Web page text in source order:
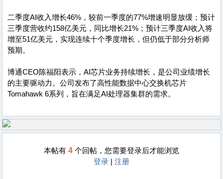
二季度AI收入增长46%，较前一季度的77%增速明显放缓；预计
三季度营收约158亿美元，同比增长21%；预计三季度AI收入将
增至51亿美元，实现连续十个季度增长，但仍低于部分分析师
预期。
博通CEO陈福阳表示，AI芯片业务持续增长，是公司业绩增长
的主要驱动力。公司发布了高性能数据中心交换机芯片
Tomahawk 6系列，旨在满足AI处理器集群的需求。
本帖有 4 个回帖，您需要登录后才能浏览
登录
注册